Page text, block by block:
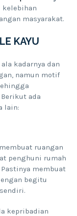
kelebihan
masyarakat.
KAYU
kadarnya dan
namun motif
ada
lain:
ruangan
penghuni rumah
membuat
begitu
kepribadian